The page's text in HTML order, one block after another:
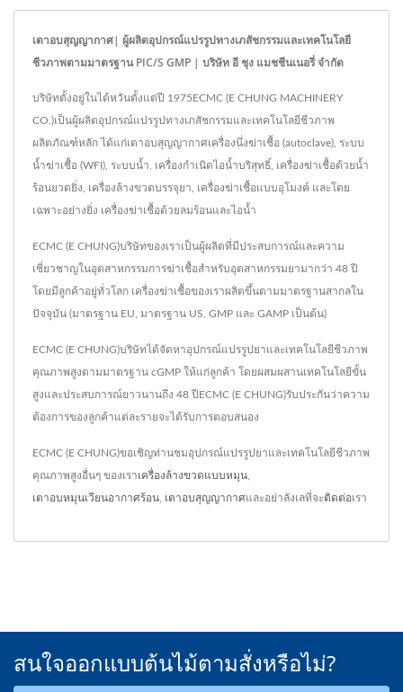
เตาอบสุญญากาศ| ผู้ผลิตอุปกรณ์แปรรูปทางเภสัชกรรมและเทคโนโลยี
ชีวภาพตามมาตรฐาน PIC/S GMP | บริษัท อี ชุง แมชชีนเนอรี่ จำกัด
บริษัทตั้งอยู่ในไต้หวันตั้งแต่ปี 1975ECMC (E CHUNG MACHINERY
CO.)เป็นผู้ผลิตอุปกรณ์แปรรูปทางเภสัชกรรมและเทคโนโลยีชีวภาพ
ผลิตภัณฑ์หลัก ได้แก่เตาอบสุญญากาศเครื่องนึ่งฆ่าเชื้อ (autoclave), ระบบ
น้ำฆ่าเชื้อ (WFI), ระบบน้ำ, เครื่องกำเนิดไอน้ำบริสุทธิ์, เครื่องฆ่าเชื้อด้วยน้ำ
ร้อนยวดยิ่ง, เครื่องล้างขวดบรรจุยา, เครื่องฆ่าเชื้อแบบอุโมงค์ และโดย
เฉพาะอย่างยิ่ง เครื่องฆ่าเชื้อด้วยลมร้อนและไอน้ำ
ECMC (E CHUNG)บริษัทของเราเป็นผู้ผลิตที่มีประสบการณ์และความ
เชี่ยวชาญในอุตสาหกรรมการฆ่าเชื้อสำหรับอุตสาหกรรมยามากว่า 48 ปี
โดยมีลูกค้าอยู่ทั่วโลก เครื่องฆ่าเชื้อของเราผลิตขึ้นตามมาตรฐานสากลใน
ปัจจุบัน (มาตรฐาน EU, มาตรฐาน US, GMP และ GAMP เป็นต้น)
ECMC (E CHUNG)บริษัทได้จัดหาอุปกรณ์แปรรูปยาและเทคโนโลยีชีวภาพ
คุณภาพสูงตามมาตรฐาน cGMP ให้แก่ลูกค้า โดยผสมผสานเทคโนโลยีขั้น
สูงและประสบการณ์ยาวนานถึง 48 ปีECMC (E CHUNG)รับประกันว่าความ
ต้องการของลูกค้าแต่ละรายจะได้รับการตอบสนอง
ECMC (E CHUNG)ขอเชิญท่านชมอุปกรณ์แปรรูปยาและเทคโนโลยีชีวภาพ
คุณภาพสูงอื่นๆ ของเราเครื่องล้างขวดแบบหมุน
เตาอบหมุนเวียนอากาศร้อน เตาอบสุญญากาศและอย่าลังเลที่จะติดต่อเรา
สนใจออกแบบต้นไม้ตามสั่งหรือไม่?